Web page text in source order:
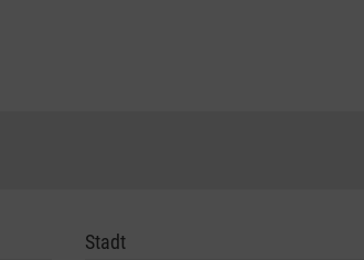
Stadt